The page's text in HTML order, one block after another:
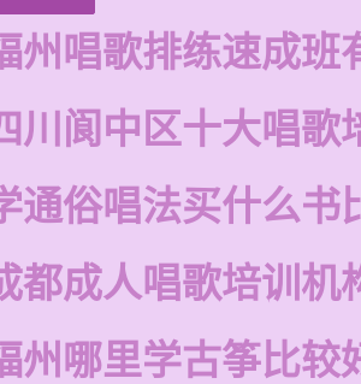
州唱歌排练速成班
川阆中区十大唱歌
通俗唱法买什么书
都成人唱歌培训机
州哪里学古筝比较